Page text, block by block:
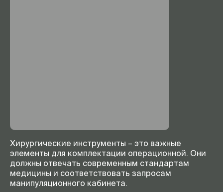
Хирургические инструменты – это важные
элементы для комплектации операционной. Они
должны отвечать современным стандартам
медицины и соответствовать запросам
манипуляционного кабинета.